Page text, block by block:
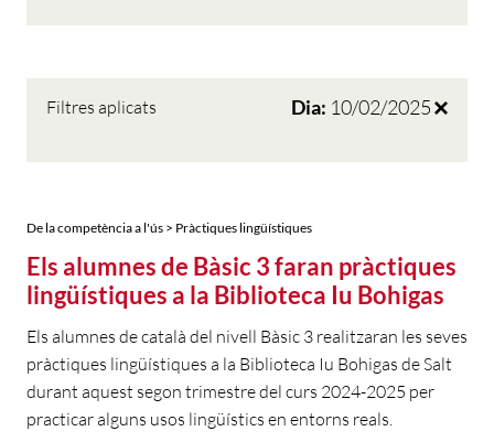
Filtres aplicats Dia: 10/02/2025
De la competència a l'ús > Pràctiques lingüístiques
Els alumnes de Bàsic 3 faran pràctiques
lingüístiques a la Biblioteca Iu Bohigas
Els alumnes de català del nivell Bàsic 3 realitzaran les seves
pràctiques lingüístiques a la Biblioteca Iu Bohigas de Salt
durant aquest segon trimestre del curs 2024-2025 per
practicar alguns usos lingüístics en entorns reals.